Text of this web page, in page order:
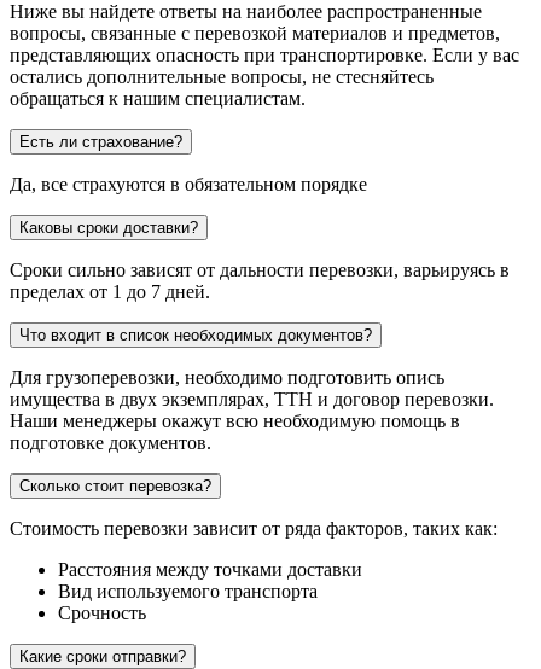
Ниже вы найдете ответы на наиболее распространенные
вопросы, связанные с перевозкой материалов и предметов,
представляющих опасность при транспортировке. Если у вас
остались дополнительные вопросы, не стесняйтесь
обращаться к нашим специалистам.
Есть ли страхование?
Да, все страхуются в обязательном порядке
Каковы сроки доставки?
Сроки сильно зависят от дальности перевозки, варьируясь в
пределах от 1 до 7 дней.
Что входит в список необходимых документов?
Для грузоперевозки, необходимо подготовить опись
имущества в двух экземплярах, ТТН и договор перевозки.
Наши менеджеры окажут всю необходимую помощь в
подготовке документов.
Сколько стоит перевозка?
Стоимость перевозки зависит от ряда факторов, таких как:
Расстояния между точками доставки
Вид используемого транспорта
Срочность
Какие сроки отправки?